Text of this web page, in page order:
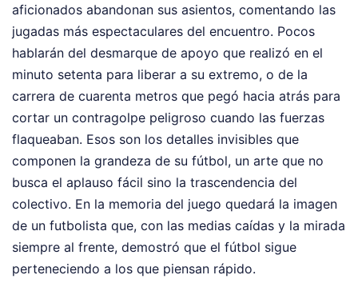
aficionados abandonan sus asientos, comentando las
jugadas más espectaculares del encuentro. Pocos
hablarán del desmarque de apoyo que realizó en el
minuto setenta para liberar a su extremo, o de la
carrera de cuarenta metros que pegó hacia atrás para
cortar un contragolpe peligroso cuando las fuerzas
flaqueaban. Esos son los detalles invisibles que
componen la grandeza de su fútbol, un arte que no
busca el aplauso fácil sino la trascendencia del
colectivo. En la memoria del juego quedará la imagen
de un futbolista que, con las medias caídas y la mirada
siempre al frente, demostró que el fútbol sigue
perteneciendo a los que piensan rápido.